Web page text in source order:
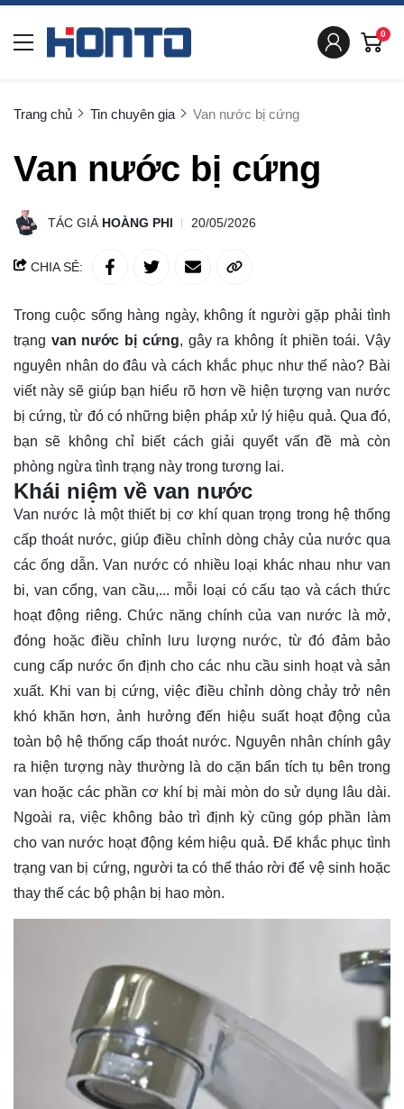
0
Trang chủ Tin chuyên gia Van nước bị cứng
Van nước bị cứng
TÁC GIẢ HOÀNG PHI 20/05/2026
CHIA SẺ:
Trong cuộc sống hàng ngày, không ít người gặp phải tình
trạng van nước bị cứng, gây ra không ít phiền toái. Vậy
nguyên nhân do đâu và cách khắc phục như thế nào? Bài
viết này sẽ giúp bạn hiểu rõ hơn về hiện tượng van nước
bị cứng, từ đó có những biện pháp xử lý hiệu quả. Qua đó,
bạn sẽ không chỉ biết cáchgiải quyết vấn đề mà còn
phòng ngừa tình trạng này trong tương lai.
Khái niệm về van nước
Van nước là một thiết bị cơ khí quan trọng trong hệ thống
cấp thoát nước, giúp điều chỉnh dòng chảy của nước qua
các ống dẫn. Van nước có nhiều loại khác nhau như van
bi, van cổng, van cầu,... mỗi loại có cấu tạo và cách thức
hoạt động riêng. Chức năng chính của van nước là mở,
đóng hoặc điều chỉnh lưu lượng nước, từ đó đảm bảo
cung cấp nước ổn định cho các nhu cầu sinh hoạt và sản
xuất. Khi van bị cứng, việc điều chỉnh dòng chảy trở nên
khó khăn hơn, ảnh hưởng đến hiệu suất hoạt động của
toàn bộ hệ thống cấp thoát nước. Nguyên nhân chính gây
ra hiện tượng này thường là do cặn bẩn tích tụ bên trong
van hoặc các phần cơ khí bị mài mòn do sử dụng lâu dài.
Ngoài ra, việc không bảo trì định kỳ cũng góp phần làm
cho van nước hoạt động kém hiệu quả. Để khắc phục tình
trạng van bị cứng, người ta có thể tháo rời để vệ sinh hoặc
thay thế các bộ phận bị hao mòn.